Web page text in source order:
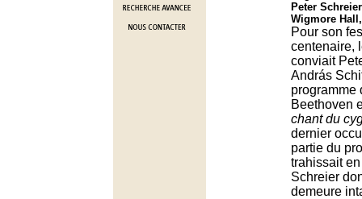
Peter
Wigmore
Pour son
centenaire,
conviait
András
programme
Beethoven
chant du
dernier
partie du
trahissait
Schreier
demeure